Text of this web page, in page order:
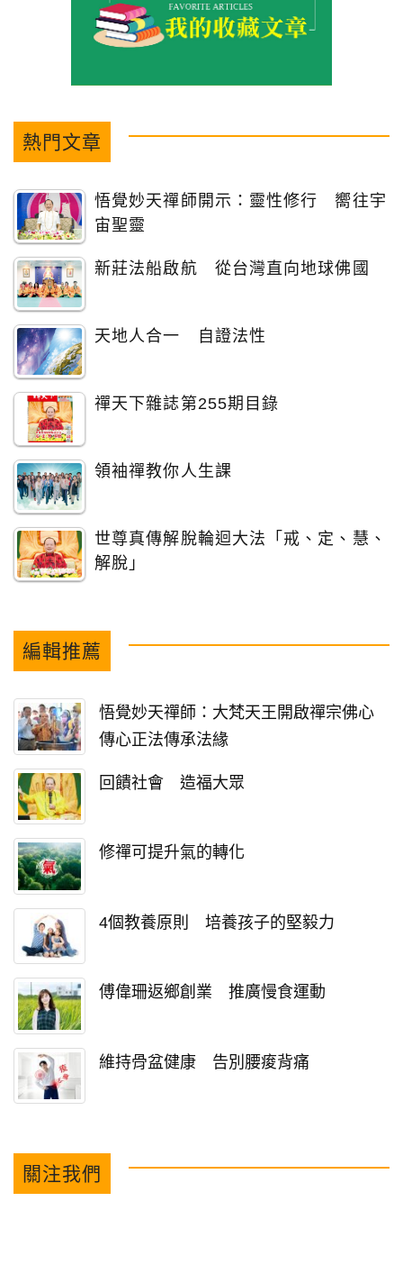
熱門文章
悟覺妙天禪師開示：靈性修行 嚮往宇
宙聖靈
新莊法船啟航 從台灣直向地球佛國
天地人合一 自證法性
禪天下雜誌第255期目錄
領袖禪教你人生課
世尊真傳解脫輪迴大法「戒、定、慧、
解脫」
編輯推薦
悟覺妙天禪師：大梵天王開啟禪宗佛心
傳心正法傳承法緣
回饋社會 造福大眾
修禪可提升氣的轉化
4個教養原則 培養孩子的堅毅力
傅偉珊返鄉創業 推廣慢食運動
維持骨盆健康 告別腰痠背痛
關注我們